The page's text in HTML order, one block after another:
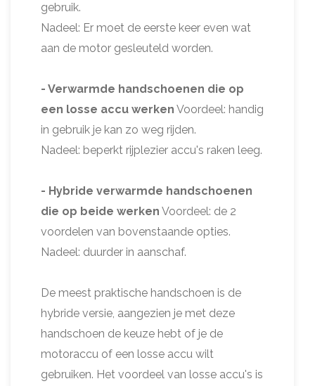
gebruik.
Nadeel: Er moet de eerste keer even wat
aan de motor gesleuteld worden.
- Verwarmde handschoenen die op
een losse accu werken Voordeel: handig
in gebruik je kan zo weg rijden.
Nadeel: beperkt rijplezier accu's raken leeg.
- Hybride verwarmde handschoenen
die op beide werken Voordeel: de 2
voordelen van bovenstaande opties.
Nadeel: duurder in aanschaf.
De meest praktische handschoen is de
hybride versie, aangezien je met deze
handschoen de keuze hebt of je de
motoraccu of een losse accu wilt
gebruiken. Het voordeel van losse accu's is